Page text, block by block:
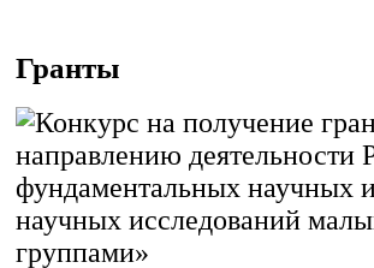
Гранты